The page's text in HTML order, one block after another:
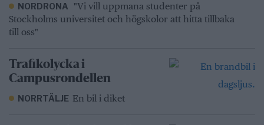
NORDRONA
"Vi vill uppmana studenter på
Stockholms universitet och högskolor att hitta tillbaka
till oss"
Trafikolycka i
Campusrondellen
NORRTÄLJE En bil i diket